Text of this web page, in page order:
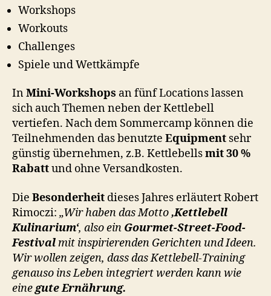
Workshops
Workouts
Challenges
Spiele und Wettkämpfe
InMini-Workshops an fünf Locations lassen
sich auch Themen neben der Kettlebell
vertiefen. Nach dem Sommercamp können die
Teilnehmenden das benutzte Equipment sehr
günstig übernehmen, z.B. Kettlebellsmit 30 %
Rabattund ohne Versandkosten.
Die Besonderheit dieses Jahres erläutert Robert
Rimoczi: „Wir haben das Motto‚Kettlebell
Kulinarium‘, also ein Gourmet-Street-Food-
Festivalmit inspirierenden Gerichten und Ideen.
Wir wollen zeigen, dass das Kettlebell-Training
genauso ins Leben integriert werden kann wie
einegute Ernährung.